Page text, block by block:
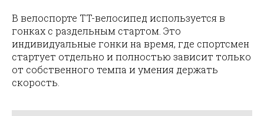
В велоспорте TT-велосипед используется в
гонках с раздельным стартом. Это
индивидуальные гонки на время, где спортсмен
стартует отдельно и полностью зависит только
от собственного темпа и умения держать
скорость.